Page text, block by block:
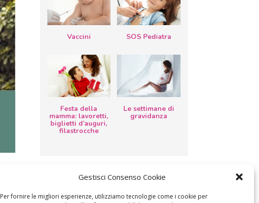
Gestisci Consenso Cookie
Per fornire le migliori esperienze, utilizziamo tecnologie come i cookie per
Vaccini SOS Pediatra
Festa della
mamma: lavoretti,
biglietti d’auguri,
filastrocche
Le settimane di
gravidanza